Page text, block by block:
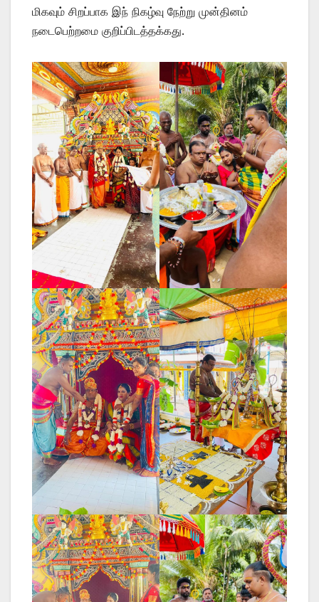
மிகவும் சிறப்பாக இந் நிகழ்வு நேற்று முன்தினம்
நடைபெற்றமை குறிப்பிடத்தக்கது.